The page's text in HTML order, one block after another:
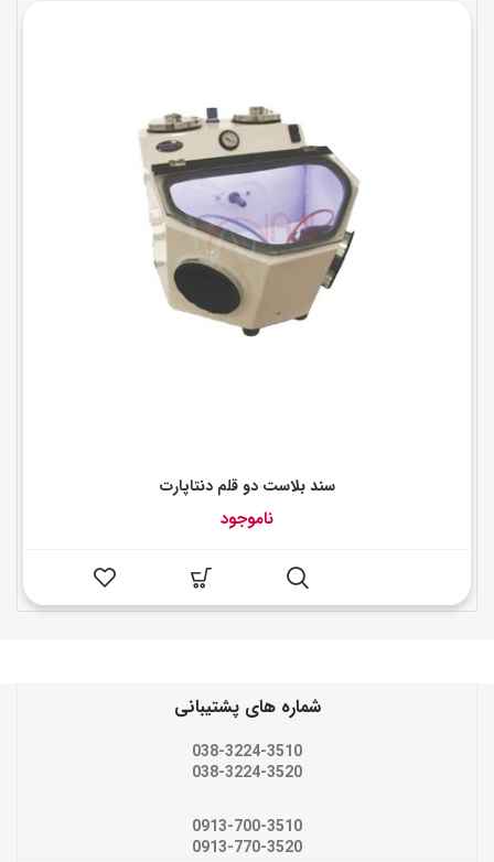
سند بلاست دو قلم دنتاپارت
ناموجود
شماره های پشتیبانی
038-3224-3510
038-3224-3520
0913-700-3510
0913-770-3520